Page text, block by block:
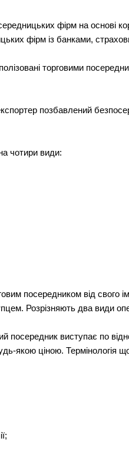
фірм на основі
фірм із банками,
торговими
позбавлений
чотири види:
посередником від свого
Розрізняють два види
посередник виступає по
якою ціною. Термінологія